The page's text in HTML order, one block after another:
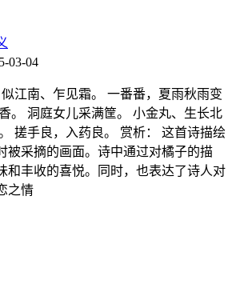
03-04
似江南、乍见霜。 一番番，夏雨秋雨变
。 洞庭女儿采满筐。 小金丸、生长北
搓手良，入药良。 赏析： 这首诗描绘
被采摘的画面。诗中通过对橘子的描
和丰收的喜悦。同时，也表达了诗人对
之情